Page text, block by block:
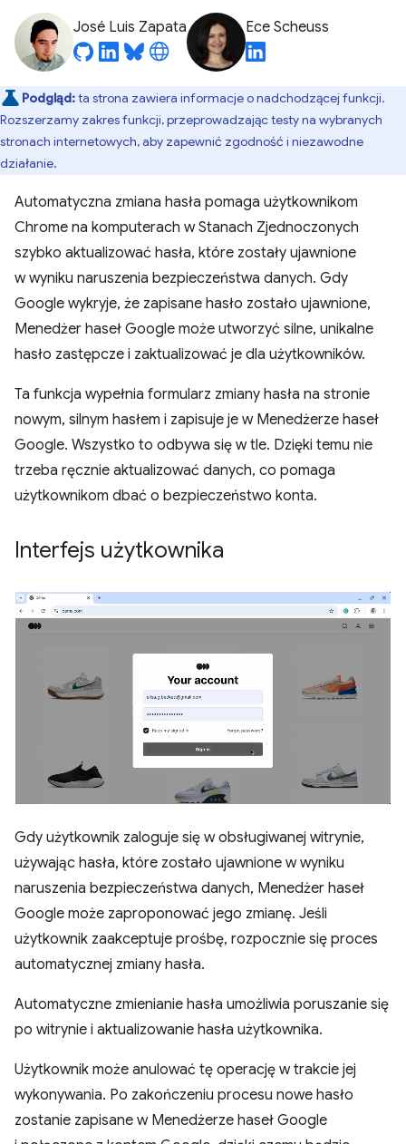
José Luis Zapata Ece Scheuss
Podgląd:ta strona zawiera informacje o nadchodzącej funkcji.
Rozszerzamy zakres funkcji, przeprowadzając testy na wybranych
stronach internetowych, aby zapewnić zgodność i niezawodne
działanie.
Automatyczna zmiana hasła pomaga użytkownikom
Chrome na komputerach w Stanach Zjednoczonych
szybko aktualizować hasła, które zostały ujawnione
w wyniku naruszenia bezpieczeństwa danych. Gdy
Google wykryje, że zapisane hasło zostało ujawnione,
Menedżer haseł Google może utworzyć silne, unikalne
hasło zastępcze i zaktualizować je dla użytkowników.
Ta funkcja wypełnia formularz zmiany hasła na stronie
nowym, silnym hasłem i zapisuje je w Menedżerze haseł
Google. Wszystko to odbywa się w tle. Dzięki temu nie
trzeba ręcznie aktualizować danych, co pomaga
użytkownikom dbać o bezpieczeństwo konta.
Interfejs użytkownika
Gdy użytkownik zaloguje się w obsługiwanej witrynie,
używając hasła, które zostało ujawnione w wyniku
naruszenia bezpieczeństwa danych, Menedżer haseł
Google może zaproponować jego zmianę. Jeśli
użytkownik zaakceptuje prośbę, rozpocznie się proces
automatycznej zmiany hasła.
Automatyczne zmienianie hasła umożliwia poruszanie się
po witrynie i aktualizowanie hasła użytkownika.
Użytkownik może anulować tę operację w trakcie jej
wykonywania. Po zakończeniu procesu nowe hasło
zostanie zapisane w Menedżerze haseł Google